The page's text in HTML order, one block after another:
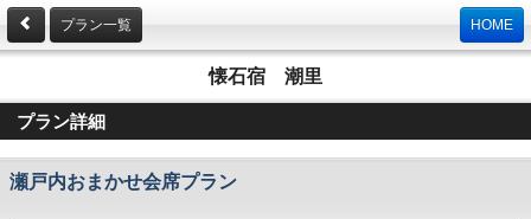
プラン一覧 HOME
懐石宿 潮里
プラン詳細
瀬戸内おまかせ会席プラン